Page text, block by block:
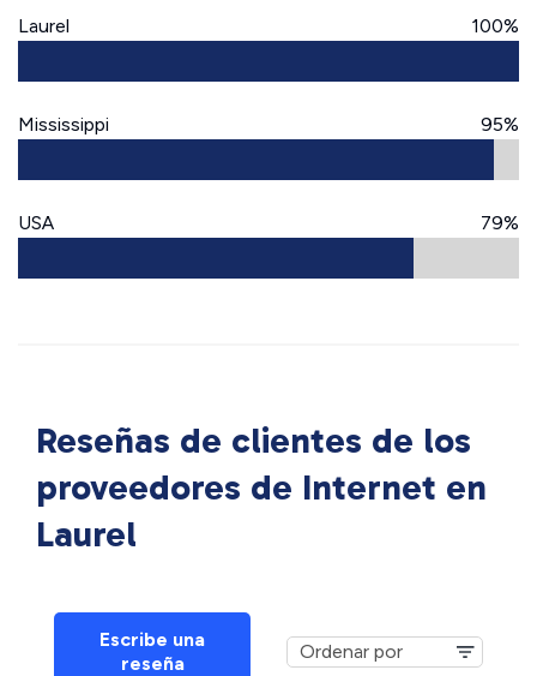
Laurel 100%
Mississippi 95%
USA 79%
Reseñas de clientes de los
proveedores de Internet en
Laurel
Escribe una
reseña